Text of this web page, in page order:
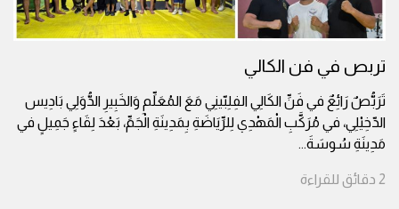
تربص في فن الكالي
تَرَبُّصٌ رَائِعٌ في فَنِّ الكَالِي الفِلِبّينِي مَعَ المُعَلِّمِ وَالخَبِيرِ الدُّوَلِي بَادِيس
الدّخِيْلِي، في مُرَكَّبِ الْمَهْدِي لِلرِّيَاضَةِ بِمَدِينَةِ الْجَمِّ، بَعْدَ لِقَاءٍ جَمِيلٍ في
مَدِينَةِ سُوسَةَ...
2 دقائق للقراءة